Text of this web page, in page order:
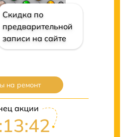
Скидка по
предварительной
записи на сайте
на ремонт
акции